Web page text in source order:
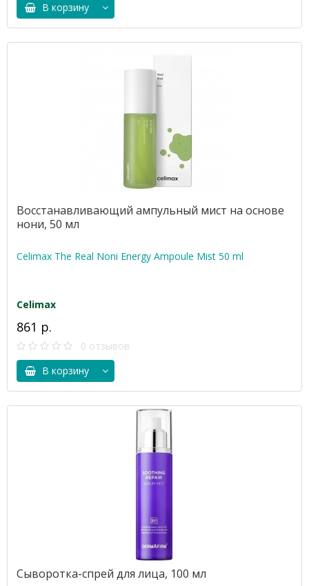
В корзину
Восстанавливающий ампульный мист на основе
нони, 50 мл
Celimax The Real Noni Energy Ampoule Mist 50 ml
Celimax
861 р.
0 отзывов
В корзину
Сыворотка-спрей для лица, 100 мл